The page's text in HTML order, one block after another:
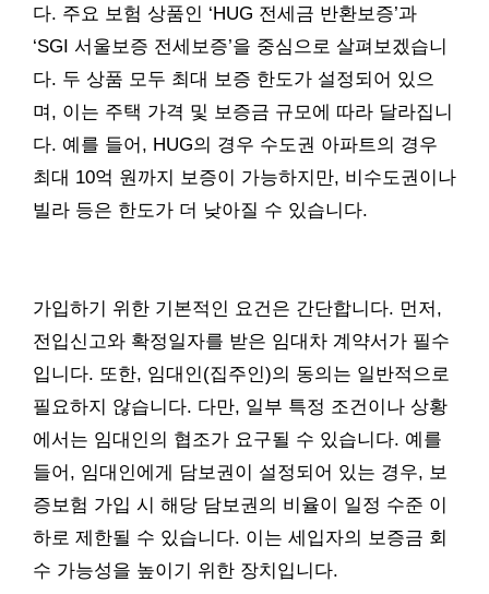
다. 주요 보험 상품인 ‘HUG 전세금 반환보증’과
‘SGI 서울보증 전세보증’을 중심으로 살펴보겠습니
다. 두 상품 모두 최대 보증 한도가 설정되어 있으
며, 이는 주택 가격 및 보증금 규모에 따라 달라집니
다. 예를 들어, HUG의 경우 수도권 아파트의 경우
최대 10억 원까지 보증이 가능하지만, 비수도권이나
빌라 등은 한도가 더 낮아질 수 있습니다.
가입하기 위한 기본적인 요건은 간단합니다. 먼저,
전입신고와 확정일자를 받은 임대차 계약서가 필수
입니다. 또한, 임대인(집주인)의 동의는 일반적으로
필요하지 않습니다. 다만, 일부 특정 조건이나 상황
에서는 임대인의 협조가 요구될 수 있습니다. 예를
들어, 임대인에게 담보권이 설정되어 있는 경우, 보
증보험 가입 시 해당 담보권의 비율이 일정 수준 이
하로 제한될 수 있습니다. 이는 세입자의 보증금 회
수 가능성을 높이기 위한 장치입니다.